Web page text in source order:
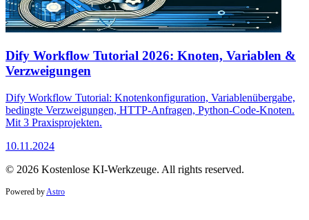
Dify Workflow Tutorial 2026: Knoten, Variablen &
Verzweigungen
Dify Workflow Tutorial: Knotenkonfiguration, Variablenübergabe,
bedingte Verzweigungen, HTTP-Anfragen, Python-Code-Knoten.
Mit 3 Praxisprojekten.
10.11.2024
© 2026 Kostenlose KI-Werkzeuge. All rights reserved.
Powered by Astro